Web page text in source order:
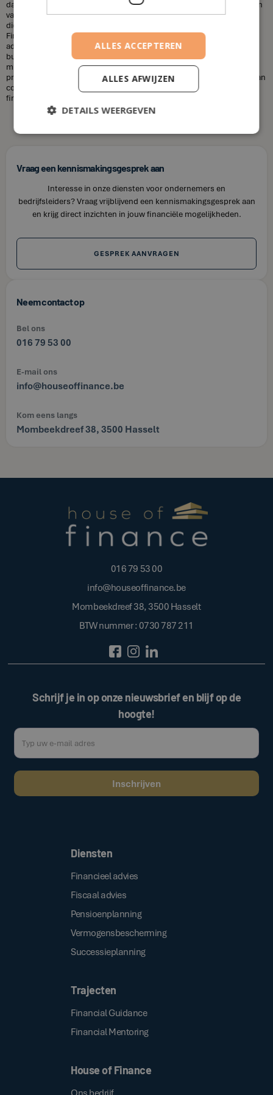
dat financieel adviseurs duur zijn. Dit is niet altijd het geval. De kosten
van een financieel adviseur kunnen variëren, afhankelijk van de
diensten die u nodig heeft en uw financiële situatie. Bij House of
Finance bieden wij betaalbare tarieven voor onze financiële
adviesdiensten, zodat u uw financiën kunt optimaliseren zonder uw
budget te overschrijden. Kortom, laat u niet misleiden door de
misvattingen over financieel adviseurs. Als u op zoek bent naar
professioneel en betrouwbaar financieel advies in Berlingen, neem dan
contact op met House of Finance. Wij staan klaar om u te helpen uw
financiële doelen te bereiken.
Vraag een kennismakingsgesprek aan
Interesse in onze diensten voor ondernemers en
bedrijfsleiders? Vraag vrijblijvend een kennismakingsgesprek aan
en krijg direct inzichten in jouw financiële mogelijkheden.
GESPREK AANVRAGEN
Neem contact op
Bel ons
016 79 53 00
E-mail ons
info@houseoffinance.be
Kom eens langs
Mombeekdreef 38, 3500 Hasselt
016 79 53 00
info@houseoffinance.be
Mombeekdreef 38, 3500 Hasselt
BTW nummer : 0730 787 211
Schrijf je in op onze nieuwsbrief en blijf op de
hoogte!
Diensten
Financieel advies
Fiscaal advies
Pensioenplanning
Vermogensbescherming
Successieplanning
Trajecten
Financial Guidance
Financial Mentoring
House of Finance
ALLES ACCEPTEREN
ALLES AFWIJZEN
DETAILS WEERGEVEN